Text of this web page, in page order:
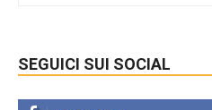
SEGUICI SUI SOCIAL